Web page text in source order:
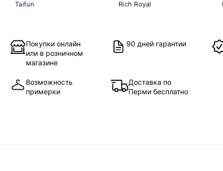
Taifun Rich Royal
Покупки онлайн
или в розничном
магазине
90 дней гарантии
Возможность
примерки
Доставка по
Перми бесплатно